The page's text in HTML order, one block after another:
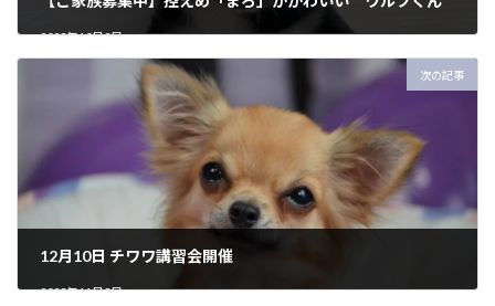
2023年10月2日
次の記事
12月10日 チワワ講習会開催
2023年11月3日